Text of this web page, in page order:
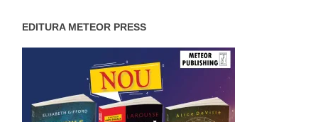
EDITURA METEOR PRESS